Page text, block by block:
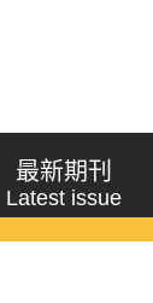
最新期刊
Latest issue